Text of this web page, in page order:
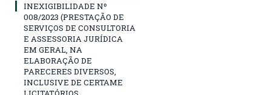
INEXIGIBILIDADE Nº
008/2023 (PRESTAÇÃO DE
SERVIÇOS DE CONSULTORIA
E ASSESSORIA JURÍDICA
EM GERAL, NA
ELABORAÇÃO DE
PARECERES DIVERSOS,
INCLUSIVE DE CERTAME